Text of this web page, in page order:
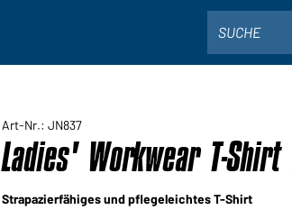
SUCHE
Art-Nr.: JN837
Ladies' Workwear T-
Strapazierfähiges und pflegeleichtes T-Shirt